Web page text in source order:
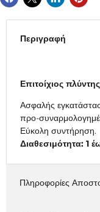
Περιγραφή
Επιτοίχιος
Ασφαλής
προ-
Εύκολη συντήρηση.
Διαθεσιμότητα: 1
Πληροφορίες